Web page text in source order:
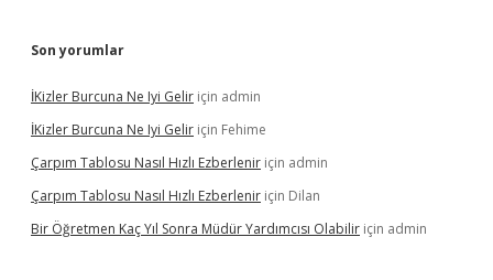
Son yorumlar
İKizler Burcuna Ne Iyi Gelir için admin
İKizler Burcuna Ne Iyi Gelir için Fehime
Çarpım Tablosu Nasıl Hızlı Ezberlenir için admin
Çarpım Tablosu Nasıl Hızlı Ezberlenir için Dilan
Bir Öğretmen Kaç Yıl Sonra Müdür Yardımcısı Olabilir için admin